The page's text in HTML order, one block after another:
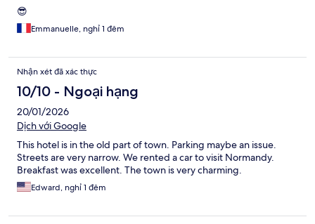
😎
Emmanuelle, nghỉ 1 đêm
Nhận xét đã xác thực
10/10 - Ngoại hạng
20/01/2026
Dịch với Google
This hotel is in the old part of town. Parking maybe an issue.
Streets are very narrow. We rented a car to visit Normandy.
Breakfast was excellent. The town is very charming.
Edward, nghỉ 1 đêm